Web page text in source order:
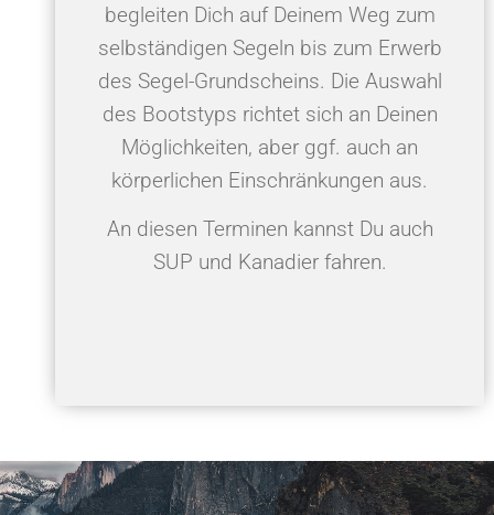
begleiten Dich auf Deinem Weg zum
selbständigen Segeln bis zum Erwerb
des Segel-Grundscheins. Die Auswahl
des Bootstyps richtet sich an Deinen
Möglichkeiten, aber ggf. auch an
körperlichen Einschränkungen aus.
An diesen Terminen kannst Du auch
SUP und Kanadier fahren.